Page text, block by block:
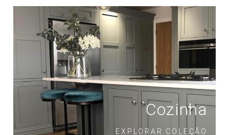
Cozinha
EXPLORAR COLEÇÃO